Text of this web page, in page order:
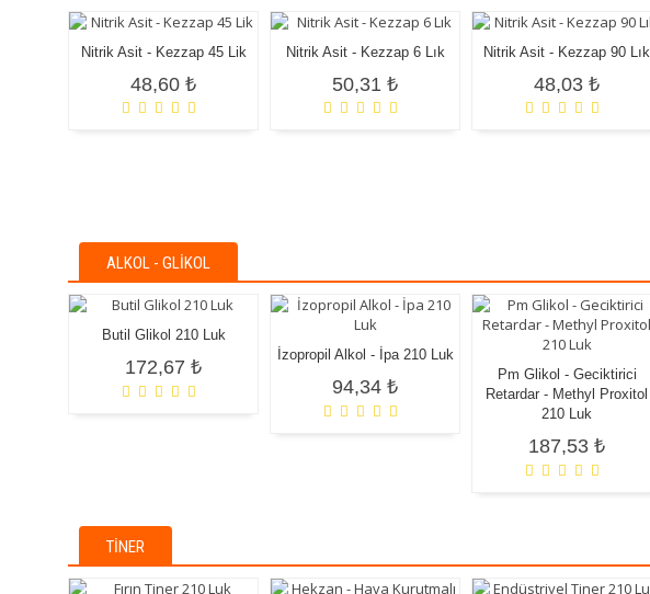
Nitrik Asit - Kezzap 45 Lik
48,60 ₺
Nitrik Asit - Kezzap 6 Lık
50,31 ₺
Nitrik Asit - Kezzap 90 Lık
48,03 ₺
ALKOL - GLIKOL
Butil Glikol 210 Luk
172,67 ₺
İzopropil Alkol - İpa 210 Luk
94,34 ₺
Pm Glikol - Geciktirici
Retardar - Methyl Proxitol
210 Luk
187,53 ₺
TINER